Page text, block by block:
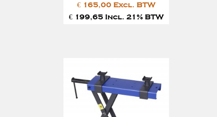
€ 165,00 Excl. BTW
€ 199,65 Incl. 21% BTW